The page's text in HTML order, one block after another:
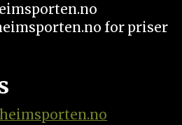
for priser